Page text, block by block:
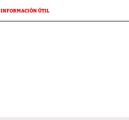
INFORMACIÓN ÚTIL